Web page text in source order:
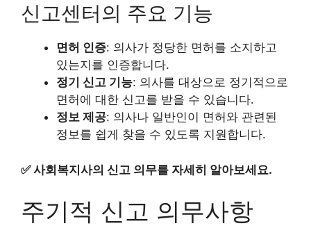
신고센터의 주요 기능
면허 인증: 의사가 정당한 면허를 소지하고
있는지를 인증합니다.
정기 신고 기능: 의사를 대상으로 정기적으로
면허에 대한 신고를 받을 수 있습니다.
정보 제공: 의사나 일반인이 면허와 관련된
정보를 쉽게 찾을 수 있도록 지원합니다.
✅사회복지사의 신고 의무를 자세히 알아보세요.
주기적 신고 의무사항